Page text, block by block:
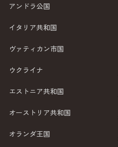
アンドラ公国
イタリア共和国
ヴァティカン市国
ウクライナ
エストニア共和国
オーストリア共和国
オランダ王国